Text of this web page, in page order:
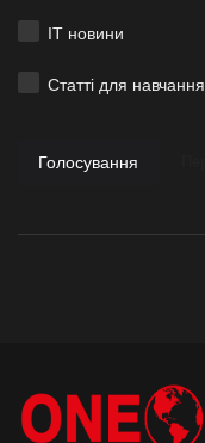
ІТ новини
Статті для навчання
Голосування